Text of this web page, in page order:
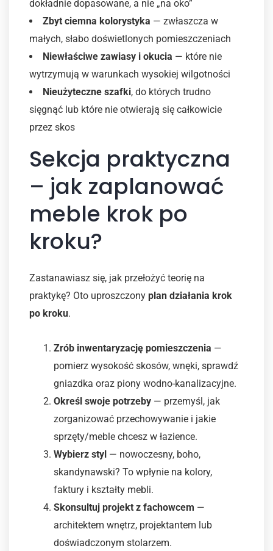
dokładnie dopasowane, a nie „na oko”
Zbyt ciemna kolorystyka — zwłaszcza w
małych, słabo doświetlonych pomieszczeniach
Niewłaściwe zawiasy i okucia — które nie
wytrzymują w warunkach wysokiej wilgotności
Nieużyteczne szafki, do których trudno
sięgnąć lub które nie otwierają się całkowicie
przez skos
Sekcja praktyczna
– jak zaplanować
meble krok po
kroku?
Zastanawiasz się, jak przełożyć teorię na
praktykę? Oto uproszczony plan działania krok
po kroku.
Zrób inwentaryzację pomieszczenia —
pomierz wysokość skosów, wnęki, sprawdź
gniazdka oraz piony wodno-kanalizacyjne.
Określ swoje potrzeby — przemyśl, jak
zorganizować przechowywanie i jakie
sprzęty/meble chcesz w łazience.
Wybierz styl — nowoczesny, boho,
skandynawski? To wpłynie na kolory,
faktury i kształty mebli.
Skonsultuj projekt z fachowcem —
architektem wnętrz, projektantem lub
doświadczonym stolarzem.